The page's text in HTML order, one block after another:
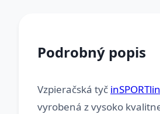
Podrobný popis
Vzpieračská tyč
vyrobená z vysoko